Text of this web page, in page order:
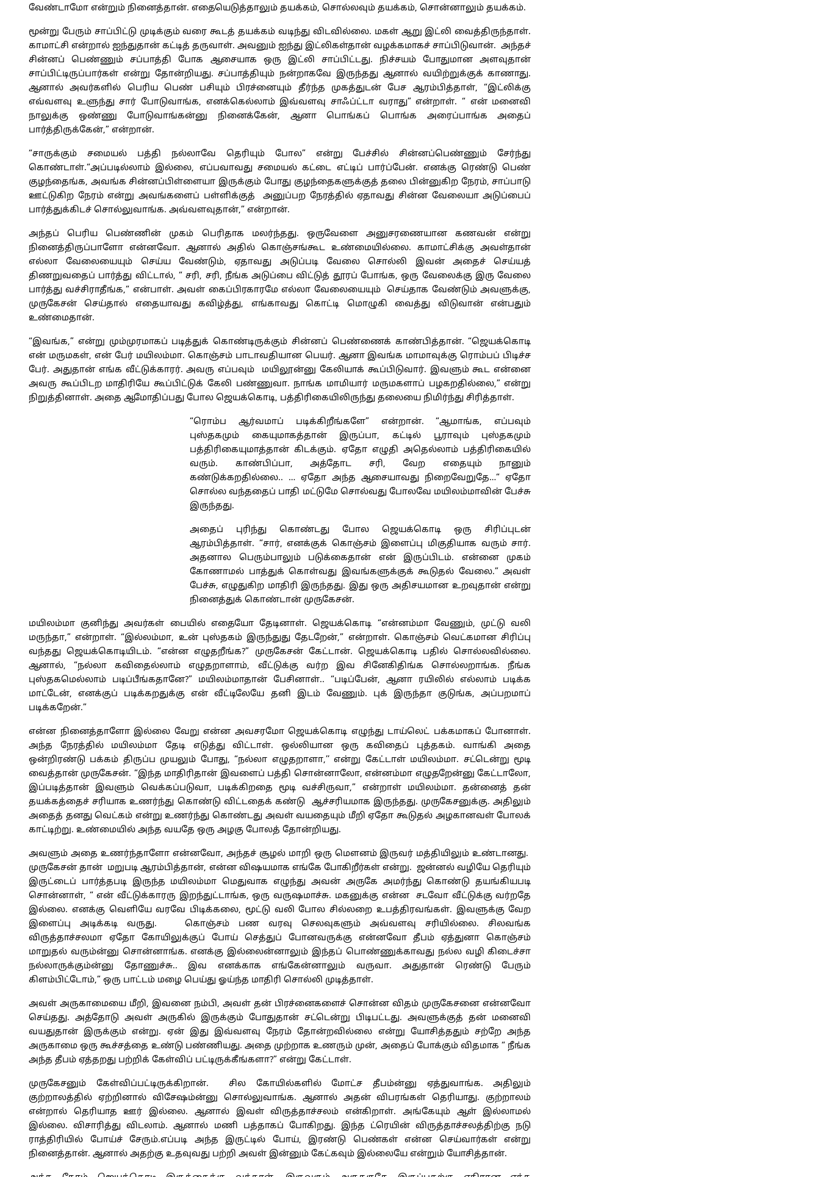
வேண்டாமோ என்றும் நினைத்தான். எதையெடுத்தாலும் தயக்கம், சொல்லவும் தயக்கம், சொன்னாலும் தயக்கம்.
மூன்று பேரும் சாப்பிட்டு முடிக்கும் வரை கூடத் தயக்கம் வடிந்து விடவில்லை. மகள் ஆறு இட்லி வைத்திருந்தாள்.
காமாட்சி என்றால் ஐந்துதான் கட்டித் தருவாள். அவனும் ஐந்து இட்லிகள்தான் வழக்கமாகச் சாப்பிடுவான். அந்தச்
சின்னப் பெண்ணும் சப்பாத்தி போக ஆசையாக ஒரு இட்லி சாப்பிட்டது. நிச்சயம் போதுமான அளவுதான்
சாப்பிட்டிருப்பார்கள் என்று தோன்றியது. சப்பாத்தியும் நன்றாகவே இருந்தது ஆனால் வயிற்றுக்குக் காணாது.
ஆனால் அவர்களில் பெரிய பெண் பசியும் பிரச்னையும் தீர்ந்த முகத்துடன் பேச ஆரம்பித்தாள், “இட்லிக்கு
எவ்வளவு உளுந்து சார் போடுவாங்க, எனக்கெல்லாம் இவ்வளவு சாஃப்ட்டா வராது” என்றாள். “ என் மனைவி
நாலுக்கு ஒண்ணு போடுவாங்கன்னு நினைக்கேன், ஆனா பொங்கப் பொங்க அரைப்பாங்க அதைப்
பார்த்திருக்கேன்,” என்றான்.
“சாருக்கும் சமையல் பத்தி நல்லாவே தெரியும் போல” என்று பேச்சில் சின்னப்பெண்ணும் சேர்ந்து
கொண்டாள்.“அப்படில்லாம் இல்லை, எப்பவாவது சமையல் கட்டை எட்டிப் பார்ப்பேன். எனக்கு ரெண்டு பெண்
குழந்தைங்க, அவங்க சின்னப்பிள்ளையா இருக்கும் போது குழந்தைகளுக்குத் தலை பின்னுகிற நேரம், சாப்பாடு
ஊட்டுகிற நேரம் என்று அவங்களைப் பள்ளிக்குத் அனுப்பற நேரத்தில் ஏதாவது சின்ன வேலையா அடுப்பைப்
பார்த்துக்கிடச் சொல்லுவாங்க. அவ்வளவுதான்,” என்றான்.
அந்தப் பெரிய பெண்ணின் முகம் பெரிதாக மலர்ந்தது. ஒருவேளை அனுசரணையான கணவன் என்று
நினைத்திருப்பாளோ என்னவோ. ஆனால் அதில் கொஞ்சங்கூட உண்மையில்லை. காமாட்சிக்கு அவள்தான்
எல்லா வேலையையும் செய்ய வேண்டும், ஏதாவது அடுப்படி வேலை சொல்லி இவன் அதைச் செய்யத்
திணறுவதைப் பார்த்து விட்டால், “ சரி, சரி, நீங்க அடுப்பை விட்டுத் தூரப் போங்க, ஒரு வேலைக்கு இரு வேலை
பார்த்து வச்சிராதீங்க,“ என்பாள். அவள் கைப்பிரகாரமே எல்லா வேலையையும் செய்தாக வேண்டும் அவளுக்கு,
முருகேசன் செய்தால் எதையாவது கவிழ்த்து, எங்காவது கொட்டி மொழுகி வைத்து விடுவான் என்பதும்
உண்மைதான்.
“இவங்க,” என்று மும்முரமாகப் படித்துக் கொண்டிருக்கும் சின்னப் பெண்ணைக் காண்பித்தான். “ஜெயக்கொடி
என் மருமகள், என் பேர் மயிலம்மா. கொஞ்சம் பாடாவதியான பெயர். ஆனா இவங்க மாமாவுக்கு ரொம்பப் பிடிச்ச
பேர். அதுதான் எங்க வீட்டுக்காரர். அவரு எப்பவும் மயிலூன்னு கேலியாக் கூப்பிடுவார். இவளும் கூட என்னை
அவரு கூப்பிடற மாதிரியே கூப்பிட்டுக் கேலி பண்ணுவா. நாங்க மாமியார் மருமகளாப் பழகறதில்லை,” என்று
நிறுத்தினாள். அதை ஆமோதிப்பது போல ஜெயக்கொடி, பத்திரிகையிலிருந்து தலையை நிமிர்ந்து சிரித்தாள்.
“ரொம்ப ஆர்வமாப் படிக்கிறீங்களே” என்றான். “ஆமாங்க, எப்பவும்
புஸ்தகமும் கையுமாகத்தான் இருப்பா, கட்டில் பூராவும் புஸ்தகமும்
பத்திரிகையுமாத்தான் கிடக்கும். ஏதோ எழுதி அதெல்லாம் பத்திரிகையில்
வரும். காண்பிப்பா, அத்தோட சரி, வேற எதையும் நானும்
கண்டுக்கறதில்லை.. … ஏதோ அந்த ஆசையாவது நிறைவேறுதே…“ ஏதோ
சொல்ல வந்ததைப் பாதி மட்டுமே சொல்வது போலவே மயிலம்மாவின் பேச்சு
இருந்தது.
அதைப் புரிந்து கொண்டது போல ஜெயக்கொடி ஒரு சிரிப்புடன்
ஆரம்பித்தாள். “சார், எனக்குக் கொஞ்சம் இளைப்பு மிகுதியாக வரும் சார்.
அதனால பெரும்பாலும் படுக்கைதான் என் இருப்பிடம். என்னை முகம்
கோணாமல் பாத்துக் கொள்வது இவங்களுக்குக் கூடுதல் வேலை.” அவள்
பேச்சு, எழுதுகிற மாதிரி இருந்தது. இது ஒரு அதிசயமான உறவுதான் என்று
நினைத்துக் கொண்டான் முருகேசன்.
மயிலம்மா குனிந்து அவர்கள் பையில் எதையோ தேடினாள். ஜெயக்கொடி “என்னம்மா வேணும், முட்டு வலி
மருந்தா,” என்றாள். “இல்லம்மா, உன் புஸ்தகம் இருந்துது தேடறேன்,” என்றாள். கொஞ்சம் வெட்கமான சிரிப்பு
வந்தது ஜெயக்கொடியிடம். “என்ன எழுதறீங்க?” முருகேசன் கேட்டான். ஜெயக்கொடி பதில் சொல்லவில்லை.
ஆனால், “நல்லா கவிதைல்லாம் எழுதறாளாம், வீட்டுக்கு வர்ற இவ சினேகிதிங்க சொல்லறாங்க. நீங்க
புஸ்தகமெல்லாம் படிப்பீங்கதானே?” மயிலம்மாதான் பேசினாள்.. “படிப்பேன், ஆனா ரயிலில் எல்லாம் படிக்க
மாட்டேன், எனக்குப் படிக்கறதுக்கு என் வீட்டிலேயே தனி இடம் வேணும். புக் இருந்தா குடுங்க, அப்பறமாப்
படிக்கறேன்.”
என்ன நினைத்தாளோ இல்லை வேறு என்ன அவசரமோ ஜெயக்கொடி எழுந்து டாய்லெட் பக்கமாகப் போனாள்.
அந்த நேரத்தில் மயிலம்மா தேடி எடுத்து விட்டாள். ஒல்லியான ஒரு கவிதைப் புத்தகம். வாங்கி அதை
ஒன்றிரண்டு பக்கம் திருப்ப முயலும் போது, “நல்லா எழுதறாளா,’’ என்று கேட்டாள் மயிலம்மா. சட்டென்று மூடி
வைத்தான் முருகேசன். “இந்த மாதிரிதான் இவளைப் பத்தி சொன்னாலோ, என்னம்மா எழுதறேன்னு கேட்டாலோ,
இப்படித்தான் இவளும் வெக்கப்படுவா, படிக்கிறதை மூடி வச்சிருவா,” என்றாள் மயிலம்மா. தன்னைத் தன்
தயக்கத்தைச் சரியாக உணர்ந்து கொண்டு விட்டதைக் கண்டு ஆச்சரியமாக இருந்தது. முருகேசனுக்கு. அதிலும்
அதைத் தனது வெட்கம் என்று உணர்ந்து கொண்டது அவள் வயதையும் மீறி ஏதோ கூடுதல் அழகானவள் போலக்
காட்டிற்று. உண்மையில் அந்த வயதே ஒரு அழகு போலத் தோன்றியது.
அவளும் அதை உணர்ந்தாளோ என்னவோ, அந்தச் சூழல் மாறி ஒரு மௌனம் இருவர் மத்தியிலும் உண்டானது.
முருகேசன் தான் மறுபடி ஆரம்பித்தான், என்ன விஷயமாக எங்கே போகிறீர்கள் என்று. ஜன்னல் வழியே தெரியும்
இருட்டைப் பார்த்தபடி இருந்த மயிலம்மா மெதுவாக எழுந்து அவன் அருகே அமர்ந்து கொண்டு தயங்கியபடி
சொன்னாள், “ என் வீட்டுக்காரரு இறந்துட்டாங்க, ஒரு வருஷமாச்சு. மகனுக்கு என்ன சடவோ வீட்டுக்கு வர்றதே
இல்லை. எனக்கு வெளியே வரவே பிடிக்கலை, மூட்டு வலி போல சில்லறை உபத்திரவங்கள். இவளுக்கு வேற
இளைப்பு அடிக்கடி வருது. கொஞ்சம் பண வரவு செலவுகளும் அவ்வளவு சரியில்லை. சிலவங்க
விருத்தாச்சலமா ஏதோ கோயிலுக்குப் போய் செத்துப் போனவருக்கு என்னவோ தீபம் ஏத்துனா கொஞ்சம்
மாறுதல் வரும்ன்னு சொன்னாங்க. எனக்கு இல்லைன்னாலும் இந்தப் பொண்ணுக்காவது நல்ல வழி கிடைச்சா
நல்லாருக்கும்ன்னு தோணுச்சு.. இவ எனக்காக எங்கேன்னாலும் வருவா. அதுதான் ரெண்டு பேரும்
கிளம்பிட்டோம்,” ஒரு பாட்டம் மழை பெய்து ஓய்ந்த மாதிரி சொல்லி முடித்தாள்.
அவள் அருகாமையை மீறி, இவனை நம்பி, அவள் தன் பிரச்னைகளைச் சொன்ன விதம் முருகேசனை என்னவோ
செய்தது. அத்தோடு அவள் அருகில் இருக்கும் போதுதான் சட்டென்று பிடிபட்டது. அவளுக்குத் தன் மனைவி
வயதுதான் இருக்கும் என்று. ஏன் இது இவ்வளவு நேரம் தோன்றவில்லை என்று யோசித்ததும் சற்றே அந்த
அருகாமை ஒரு கூச்சத்தை உண்டு பண்ணியது. அதை முற்றாக உணரும் முன், அதைப் போக்கும் விதமாக “ நீங்க
அந்த தீபம் ஏத்தறது பற்றிக் கேள்விப் பட்டிருக்கீங்களா?” என்று கேட்டாள்.
முருகேசனும் கேள்விப்பட்டிருக்கிறான். சில கோயில்களில் மோட்ச தீபம்ன்னு ஏத்துவாங்க. அதிலும்
குற்றாலத்தில் ஏற்றினால் விசேஷம்ன்னு சொல்லுவாங்க. ஆனால் அதன் விபரங்கள் தெரியாது. குற்றாலம்
என்றால் தெரியாத ஊர் இல்லை. ஆனால் இவள் விருத்தாச்சலம் என்கிறாள். அங்கேயும் ஆள் இல்லாமல்
இல்லை. விசாரித்து விடலாம். ஆனால் மணி பத்தாகப் போகிறது. இந்த ட்ரெயின் விருத்தாச்சலத்திற்கு நடு
ராத்திரியில் போய்ச் சேரும்.எப்படி அந்த இருட்டில் போய், இரண்டு பெண்கள் என்ன செய்வார்கள் என்று
நினைத்தான். ஆனால் அதற்கு உதவுவது பற்றி அவள் இன்னும் கேட்கவும் இல்லையே என்றும் யோசித்தான்.